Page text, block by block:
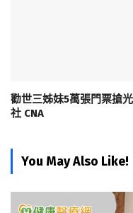
勸世三姊妹5萬張門票搶
社 CNA
You May Also Like!